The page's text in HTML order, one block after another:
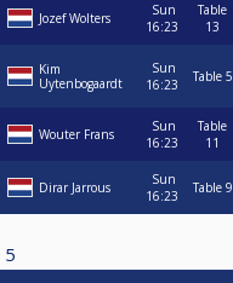
Jozef Wolters
Sun
16:23
Table
13
Kim
Uytenbogaardt
Sun
16:23
Table 5
Wouter Frans
Sun
16:23
Table
11
Dirar Jarrous
Sun
16:23
Table 9
5